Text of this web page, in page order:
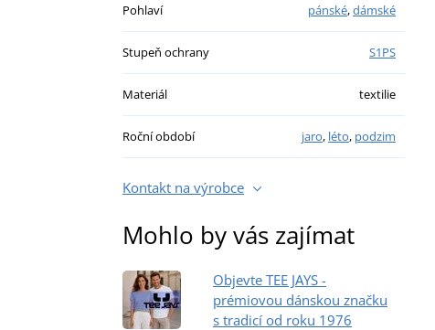
Pohlaví pánské,dámské
Stupeň ochrany S1PS
Materiál textilie
Roční období jaro, léto, podzim
Kontakt na výrobce
Mohlo by vás zajímat
Objevte TEE JAYS -
prémiovou dánskou značku
s tradicí od roku 1976